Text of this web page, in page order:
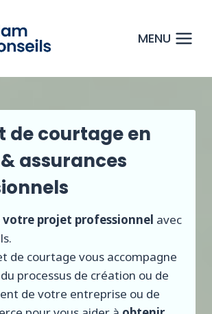
MENU
de courtage en
assurances
votre projet professionnel avec
de courtage vous accompagne
processus de création ou de
de votre entreprise ou de